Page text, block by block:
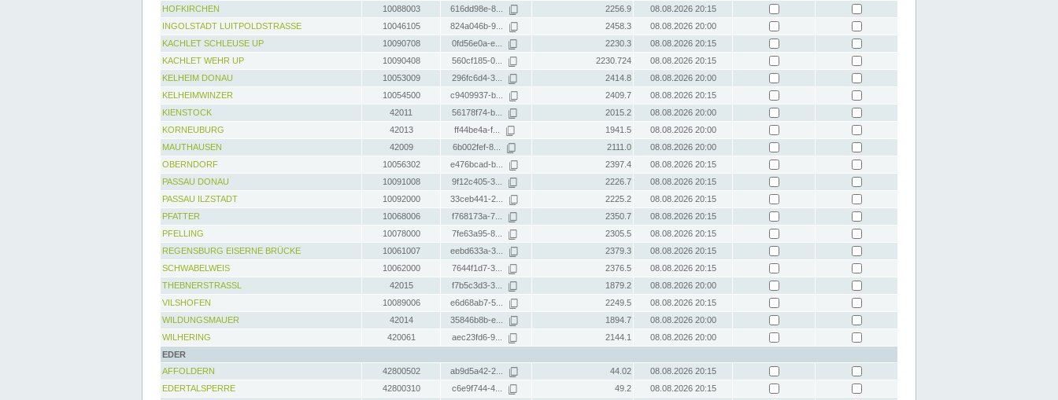
HOFKIRCHEN
10088003 616dd98e-8... 2256.9
08.08.2026 20:15
INGOLSTADT LUITPOLDSTRASSE
10046105 824a046b-9... 2458.3
08.08.2026 20:00
KACHLET SCHLEUSE UP
10090708 0fd56e0a-e... 2230.3
08.08.2026 20:15
KACHLET WEHR UP
10090408 560cf185-0... 2230.724
08.08.2026 20:15
KELHEIM DONAU
10053009 296fc6d4-3... 2414.8
08.08.2026 20:00
KELHEIMWINZER
10054500 c9409937-b... 2409.7
08.08.2026 20:15
KIENSTOCK
42011 56178f74-b... 2015.2
08.08.2026 20:00
KORNEUBURG
42013 ff44be4a-f... 1941.5
08.08.2026 20:00
MAUTHAUSEN
42009 6b002fef-8... 2111.0
08.08.2026 20:00
OBERNDORF
10056302 e476bcad-b... 2397.4
08.08.2026 20:15
PASSAU DONAU
10091008 9f12c405-3... 2226.7
08.08.2026 20:15
PASSAU ILZSTADT
10092000 33ceb441-2... 2225.2
08.08.2026 20:15
PFATTER
10068006 f768173a-7... 2350.7
08.08.2026 20:15
PFELLING
10078000 7fe63a95-8... 2305.5
08.08.2026 20:15
REGENSBURG EISERNE BRÜCKE
10061007 eebd633a-3... 2379.3
08.08.2026 20:15
SCHWABELWEIS
10062000 7644f1d7-3... 2376.5
08.08.2026 20:15
THEBNERSTRASSL
42015 f7b5c3d3-3... 1879.2
08.08.2026 20:00
VILSHOFEN
10089006 e6d68ab7-5... 2249.5
08.08.2026 20:15
WILDUNGSMAUER
42014 35846b8b-e... 1894.7
08.08.2026 20:00
WILHERING
420061 aec23fd6-9... 2144.1
08.08.2026 20:00
EDER
AFFOLDERN
42800502 ab9d5a42-2... 44.02
08.08.2026 20:15
EDERTALSPERRE
42800310 c6e9f744-4... 49.2
08.08.2026 20:15